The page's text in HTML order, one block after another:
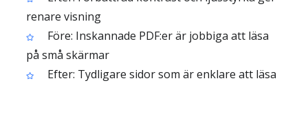
renare visning
Före: Inskannade PDF:er är jobbiga att läsa
på små skärmar
Efter: Tydligare sidor som är enklare att läsa